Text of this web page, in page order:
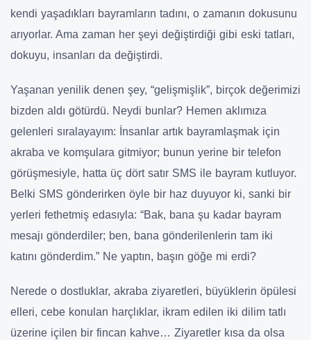
kendi yaşadıkları bayramların tadını, o zamanın dokusunu
arıyorlar. Ama zaman her şeyi değiştirdiği gibi eski tatları,
dokuyu, insanları da değiştirdi.
Yaşanan yenilik denen şey, “gelişmişlik”, birçok değerimizi
bizden aldı götürdü. Neydi bunlar? Hemen aklımıza
gelenleri sıralayayım: İnsanlar artık bayramlaşmak için
akraba ve komşulara gitmiyor; bunun yerine bir telefon
görüşmesiyle, hatta üç dört satır SMS ile bayram kutluyor.
Belki SMS gönderirken öyle bir haz duyuyor ki, sanki bir
yerleri fethetmiş edasıyla: “Bak, bana şu kadar bayram
mesajı gönderdiler; ben, bana gönderilenlerin tam iki
katını gönderdim.” Ne yaptın, başın göğe mi erdi?
Nerede o dostluklar, akraba ziyaretleri, büyüklerin öpülesi
elleri, cebe konulan harçlıklar, ikram edilen iki dilim tatlı
üzerine içilen bir fincan kahve… Ziyaretler kısa da olsa